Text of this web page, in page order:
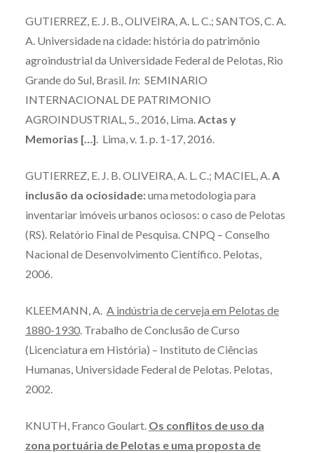
GUTIERREZ, E. J. B., OLIVEIRA, A. L. C.; SANTOS, C. A.
A. Universidade na cidade: história do patrimônio
agroindustrial da Universidade Federal de Pelotas, Rio
Grande do Sul, Brasil. In: SEMINARIO
INTERNACIONAL DE PATRIMONIO
AGROINDUSTRIAL, 5., 2016, Lima.Actas y
Memorias […]. Lima, v. 1. p. 1-17, 2016.
GUTIERREZ, E. J. B. OLIVEIRA, A. L. C.; MACIEL, A.A
inclusão da ociosidade:uma metodologia para
inventariar imóveis urbanos ociosos: o caso de Pelotas
(RS). Relatório Final de Pesquisa. CNPQ – Conselho
Nacional de Desenvolvimento Científico. Pelotas,
2006.
KLEEMANN, A. A indústria de cerveja em Pelotas de
1880-1930. Trabalho de Conclusão de Curso
(Licenciatura em História) – Instituto de Ciências
Humanas, Universidade Federal de Pelotas. Pelotas,
2002.
KNUTH, Franco Goulart. Os conflitos de uso da
zona portuária de Pelotas e uma proposta de